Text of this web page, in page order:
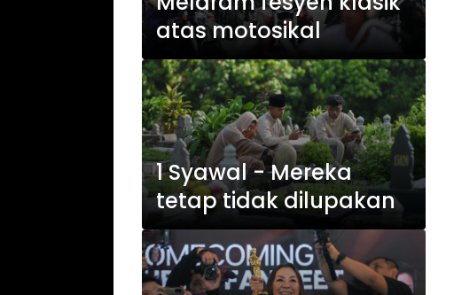
atas motosikal
1 Syawal - Mereka
tetap tidak dilupakan